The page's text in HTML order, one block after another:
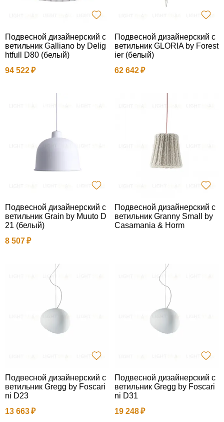
Подвесной дизайнерский с
ветильник Galliano by Delig
htfull D80 (белый)
94 522
Подвесной дизайнерский с
ветильник GLORIA by Forest
ier (белый)
62 642
Подвесной дизайнерский с
ветильник Grain by Muuto D
21 (белый)
8 507
Подвесной дизайнерский с
ветильник Granny Small by
Casamania & Horm
Подвесной дизайнерский с
ветильник Gregg by Foscari
ni D23
13 663
Подвесной дизайнерский с
ветильник Gregg by Foscari
ni D31
19 248